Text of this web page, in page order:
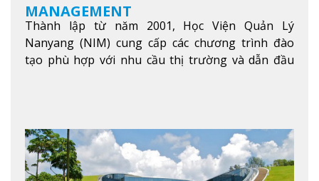
MANAGEMENT
Thành lập từ năm 2001, Học Viện Quản Lý
Nanyang (NIM) cung cấp các chương trình đào
tạo phù hợp với nhu cầu thị trường và dẫn đầu
học tập và nghiên cứu chất lượng nhằm nâng cao
kỹ năng, kiến thức và năng lực của sinh viên và các
đối tác của trườngXem thêm